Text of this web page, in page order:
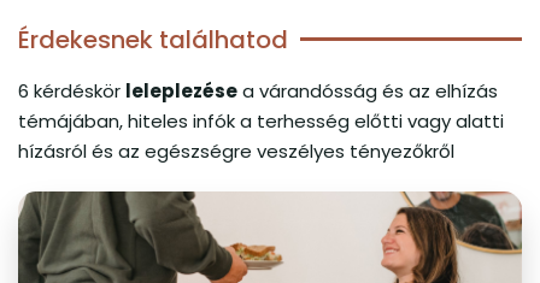
Érdekesnek találhatod
6 kérdéskör leleplezésea várandósság és az elhízás
témájában, hiteles infók a terhesség előtti vagy alatti
hízásról és az egészségre veszélyes tényezőkről